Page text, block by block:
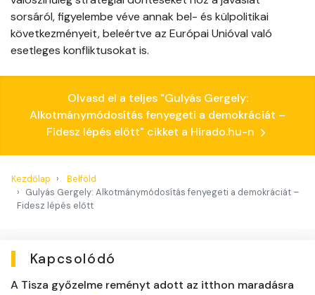
sorsáról, figyelembe véve annak bel- és külpolitikai
következményeit, beleértve az Európai Unióval való
esetleges konfliktusokat is.
Olvasd el a teljes "Gulyás Gergely:
Alkotmánymódosítás fenyegeti a demokráciát –
Fidesz lépés előtt" cikket a Hirado.hu-n
Kezdőlap
Belföld
Gulyás Gergely: Alkotmánymódosítás fenyegeti a demokráciát –
Fidesz lépés előtt
Kapcsolódó
A Tisza győzelme reményt adott az itthon maradásra